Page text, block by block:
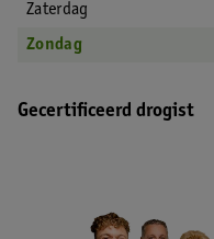
Zaterdag
Zondag
Gecertificeerd drogist